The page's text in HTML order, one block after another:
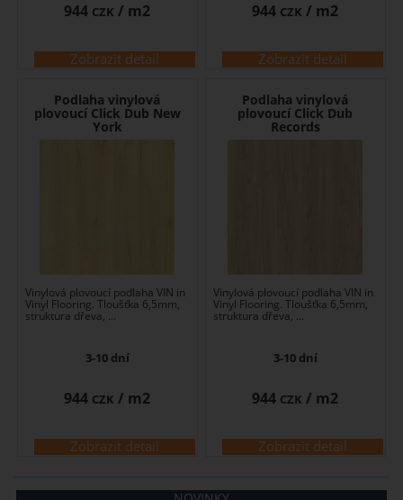
Zobrazit detail
944 CZK / m2
Zobrazit detail
944 CZK / m2
Podlaha vinylová
plovoucí Click Dub New
York
Vinylová plovoucí podlaha VIN in
Vinyl Flooring. Tloušťka 6,5mm,
struktura dřeva, ...
3-10 dní
Zobrazit detail
944 CZK / m2
Podlaha vinylová
plovoucí Click Dub
Records
Vinylová plovoucí podlaha VIN in
Vinyl Flooring. Tloušťka 6,5mm,
struktura dřeva, ...
3-10 dní
Zobrazit detail
944 CZK / m2